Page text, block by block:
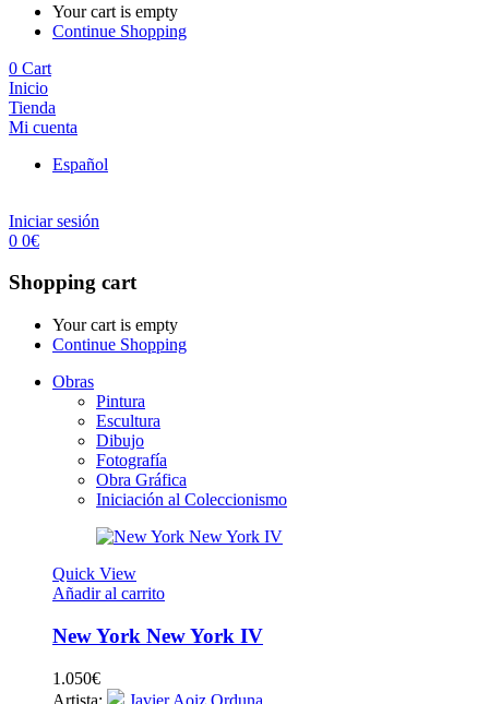
Your cart is empty
Continue Shopping
0 Cart
Inicio
Tienda
Mi cuenta
Español
Iniciar sesión
0 0€
Shopping cart
Your cart is empty
Continue Shopping
Obras
Pintura
Escultura
Dibujo
Fotografía
Obra Gráfica
Iniciación al Coleccionismo
Quick View
Añadir al carrito
New York New York IV
1.050€
Artista:
Javier Aoiz Orduna